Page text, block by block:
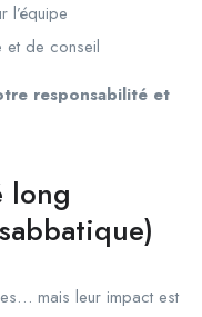
l’équipe
et de conseil
responsabilité et
long
mais leur impact est